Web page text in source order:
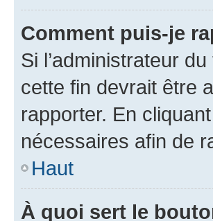
Comment puis-je
Si l’administrateur
cette fin devrait être
rapporter. En
nécessaires afin de
Haut
À quoi sert le